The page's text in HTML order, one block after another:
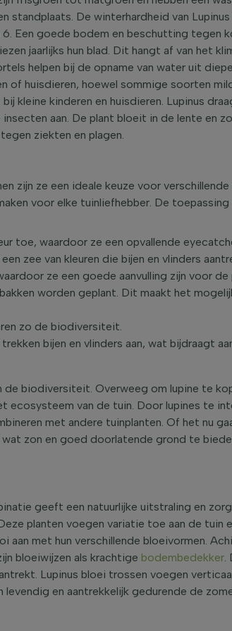
standplaats. De winterhardheid van
Een goede bodem en beschutting tegen
jaarlijks hun blad. Dit hangt af van het
helpen bij de opname van water uit
of huisdieren, hoewel sommige soorten
kleine kinderen en huisdieren. Lupinus
aan. De plant bloeit in de lente en
ziekten en plagen.
zijn ze een ideale keuze voor
voor elke tuinliefhebber. De toepassing
toe, waardoor ze een opvallende
zee van kleuren die bijen en vlinders
ze een goede aanvulling zijn voor de
worden geplant. Dit maakt het
zo de biodiversiteit.
bijen en vlinders aan, wat bijdraagt
biodiversiteit. Overweeg om lupine te
ecosysteem van de tuin. Door lupines te
met andere tuinplanten. Of het nu
zon en goed doorlatende grond te
geeft een natuurlijke uitstraling en
planten voegen variatie toe aan de tuin
met hun verschillende bloeivormen.
bloeiwijzen als krachtige bodembedekker.
Lupinus bloei trossen voegen
en aantrekkelijk gedurende de